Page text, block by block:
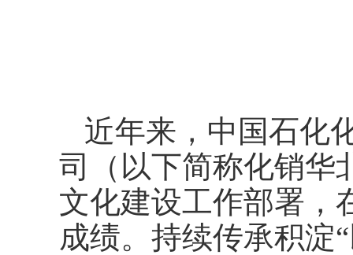
近年来，中国石化
司（以下简称化销华
文化建设工作部署，
成绩。持续传承积淀